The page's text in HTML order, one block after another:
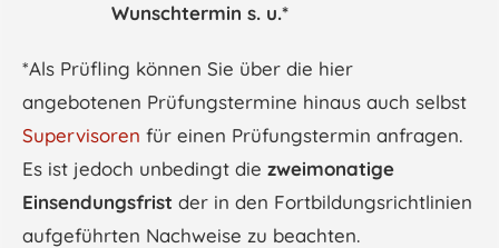
Wunschtermin s. u.*
*Als Prüfling können Sie über die hier
angebotenen Prüfungstermine hinaus auch selbst
Supervisoren für einen Prüfungstermin anfragen.
Es ist jedoch unbedingt die zweimonatige
Einsendungsfrist der in den Fortbildungsrichtlinien
aufgeführten Nachweise zu beachten.